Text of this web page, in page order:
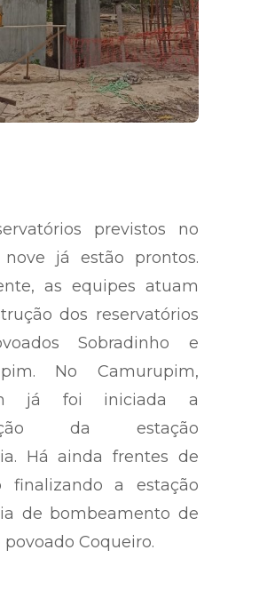
previstos no
nove já estão prontos.
as equipes atuam
dos reservatórios
Sobradinho e
No Camurupim,
já foi iniciada a
da estação
Há ainda frentes de
finalizando a estação
de bombeamento de
Coqueiro.